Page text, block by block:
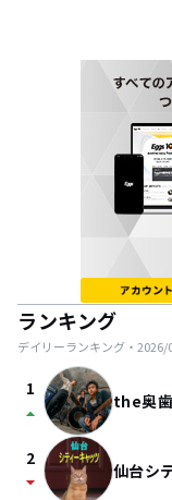
ランキング
デイリーランキング・ 2026/
1
arrow_drop_up the奥
2
arrow_drop_down 仙台シ